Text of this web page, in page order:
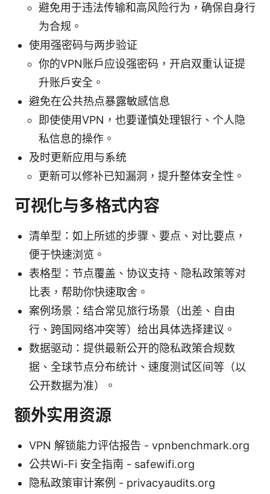
避免用于违法传输和高风险行为，确保自身行
为合规。
使用强密码与两步验证
你的VPN账户应设强密码，开启双重认证提
升账户安全。
避免在公共热点暴露敏感信息
即使使用VPN，也要谨慎处理银行、个人隐
私信息的操作。
及时更新应用与系统
更新可以修补已知漏洞，提升整体安全性。
可视化与多格式内容
清单型：如上所述的步骤、要点、对比要点，
便于快速浏览。
表格型：节点覆盖、协议支持、隐私政策等对
比表，帮助你快速取舍。
案例场景：结合常见旅行场景（出差、自由
行、跨国网络冲突等）给出具体选择建议。
数据驱动：提供最新公开的隐私政策合规数
据、全球节点分布统计、速度测试区间等（以
公开数据为准）。
额外实用资源
VPN 解锁能力评估报告 - vpnbenchmark.org
公共Wi-Fi 安全指南 - safewifi.org
隐私政策审计案例 - privacyaudits.org